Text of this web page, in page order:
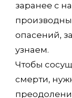
заранее с
опасений,
узнаем.
Чтобы
смерти,